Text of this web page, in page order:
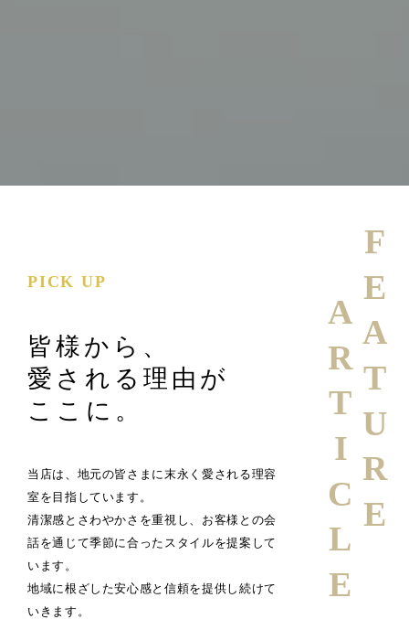
PICK UP
皆様から、
愛される理由が
ここに。
当店は、地元の皆さまに末永く愛される理容
室を目指しています。
清潔感とさわやかさを重視し、お客様との会
話を通じて季節に合ったスタイルを提案して
います。
地域に根ざした安心感と信頼を提供し続けて
いきます。
FEATURE
ARTICLE